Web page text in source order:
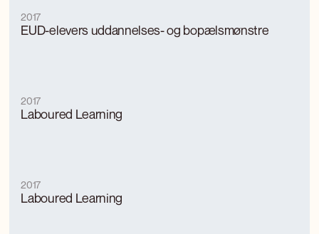
EUD-elevers uddannelses- og bopælsmønstre
2017
Laboured Learning
2017
Laboured Learning
2017